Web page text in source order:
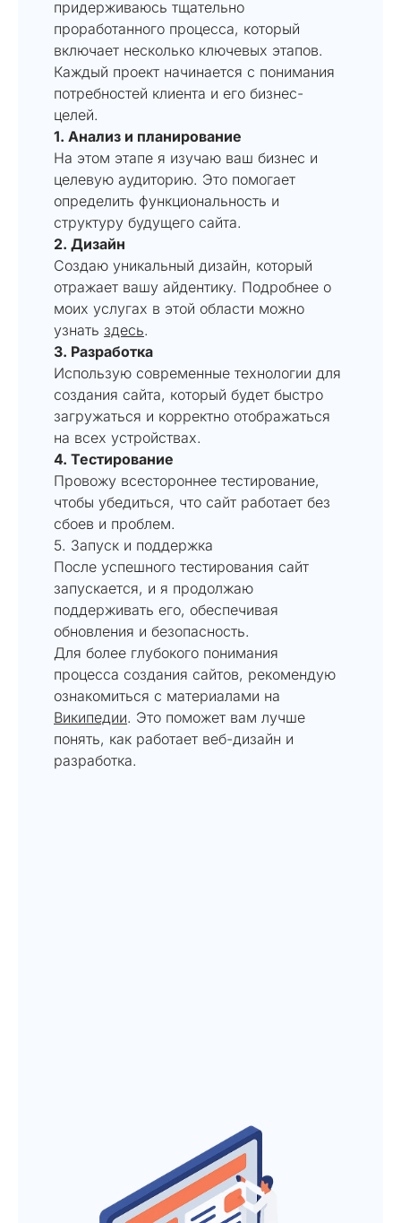
придерживаюсь тщательно
проработанного процесса, который
включает несколько ключевых этапов.
Каждый проект начинается с понимания
потребностей клиента и его бизнес-
целей.
1. Анализ и планирование
На этом этапе я изучаю ваш бизнес и
целевую аудиторию. Это помогает
определить функциональность и
структуру будущего сайта.
2. Дизайн
Создаю уникальный дизайн, который
отражает вашу айдентику. Подробнее о
моих услугах в этой области можно
узнать здесь.
3. Разработка
Использую современные технологии для
создания сайта, который будет быстро
загружаться и корректно отображаться
на всех устройствах.
4. Тестирование
Провожу всестороннее тестирование,
чтобы убедиться, что сайт работает без
сбоев и проблем.
5. Запуск и поддержка
После успешного тестирования сайт
запускается, и я продолжаю
поддерживать его, обеспечивая
обновления и безопасность.
Для более глубокого понимания
процесса создания сайтов, рекомендую
ознакомиться с материалами на
Википедии. Это поможет вам лучше
понять, как работает веб-дизайн и
разработка.